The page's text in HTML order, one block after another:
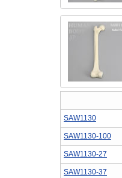
SAW1130
SAW1130-100
SAW1130-27
SAW1130-37